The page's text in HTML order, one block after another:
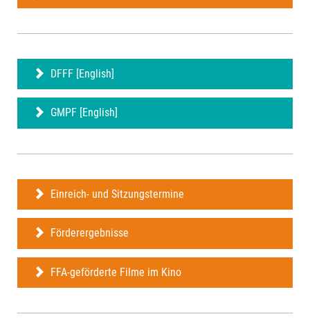
DFFF [English]
GMPF [English]
Einreich- und Sitzungstermine
Förderergebnisse
FFA-geförderte Filme im Kino